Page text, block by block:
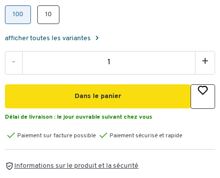
100 10
afficher toutes les variantes
- +
Dans le panier
Délai de livraison : le jour ouvrable suivant chez vous
Paiement sur facture possible Paiement sécurisé et rapide
Informations sur le produit et la sécurité